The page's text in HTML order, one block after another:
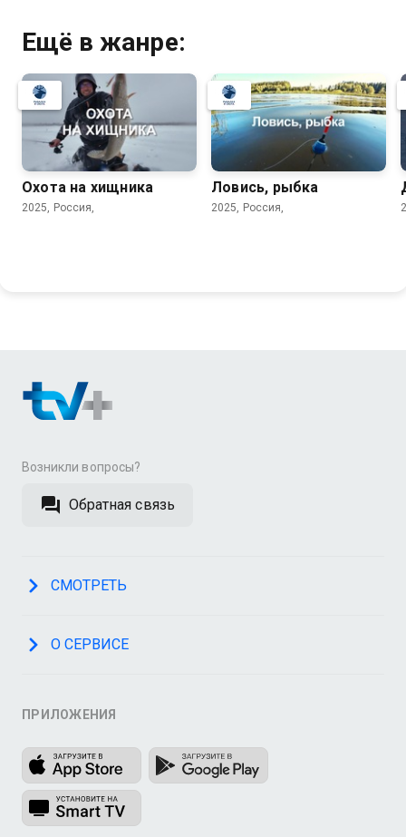
Ещё в жанре:
Охота на хищника
2025, Россия,
Ловись, рыбка
2025, Россия,
Возникли вопросы?
Обратная связь
СМОТРЕТЬ
О СЕРВИСЕ
ПРИЛОЖЕНИЯ